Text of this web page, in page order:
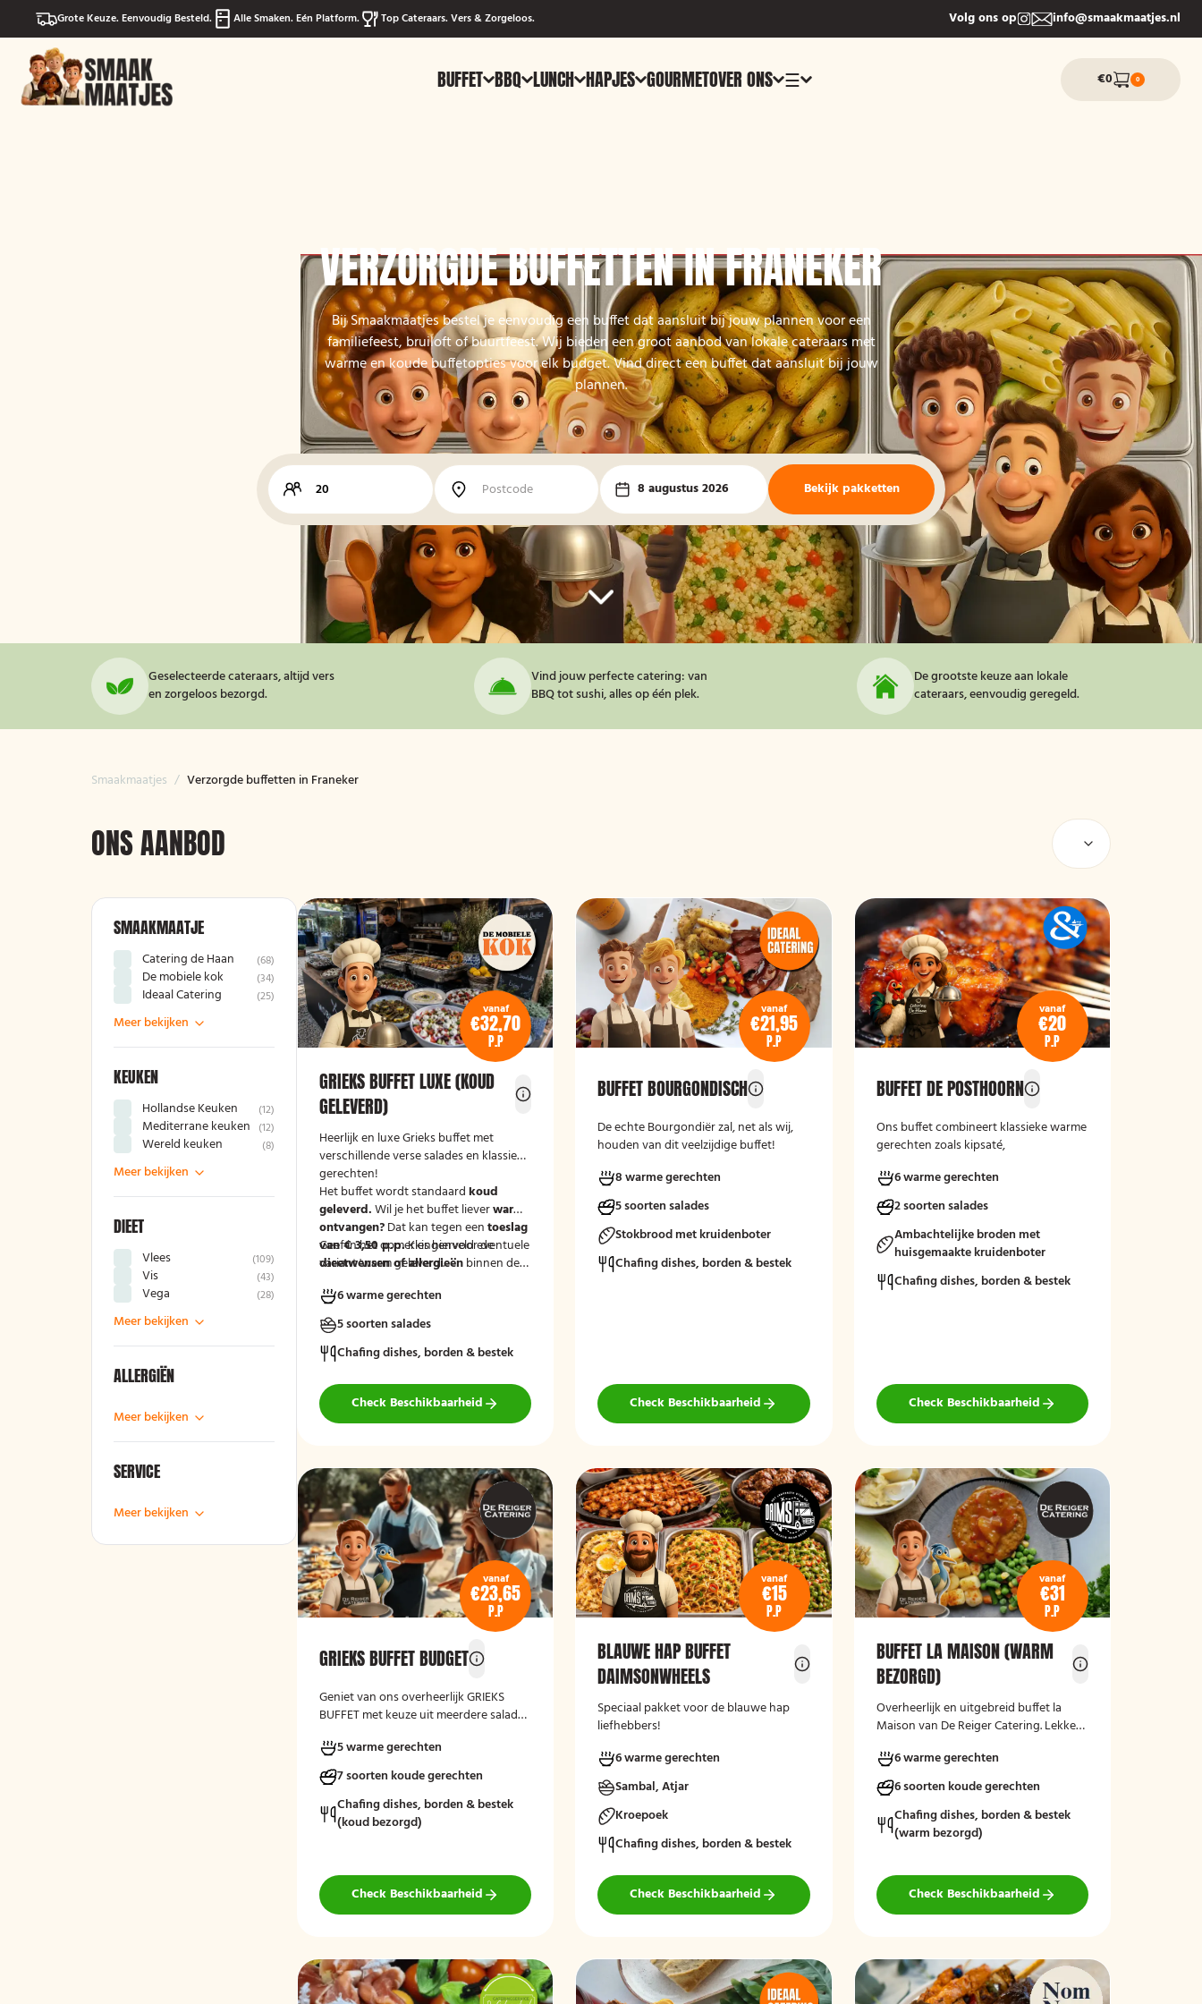
Grote Keuze. Eenvoudig Besteld. Alle Smaken. Eén Platform. Top Cateraars. Vers & Zorgeloos. Volg ons op info@smaakmaatjes.nl
BUFFET BBQ LUNCH HAPJES GOURMETOVER ONS ☰ €0 0
VERZORGDE BUFFETTEN IN FRANEKER
Bij Smaakmaatjes bestel je eenvoudig een buffet dat aansluit bij jouw plannen voor een
familiefeest, bruiloft of buurtfeest. Wij bieden een groot aanbod van lokale cateraars met
warme en koude buffetopties voor elk budget. Vind direct een buffet dat aansluit bij jouw
plannen.
8 augustus 2026 Bekijk pakketten
Geselecteerde cateraars, altijd vers
en zorgeloos bezorgd.
Vind jouw perfecte catering: van
BBQ tot sushi, alles op één plek.
De grootste keuze aan lokale
cateraars, eenvoudig geregeld.
Smaakmaatjes / Verzorgde buffetten in Franeker
ONS AANBOD
SMAAKMAATJE
Catering de Haan (68)
De mobiele kok (34)
Ideaal Catering (25)
Meer bekijken
KEUKEN
Hollandse Keuken (12)
Mediterrane keuken (12)
Wereld keuken (8)
Meer bekijken
DIEET
Vlees (109)
Vis (43)
Vega (28)
Meer bekijken
ALLERGIËN
Meer bekijken
SERVICE
Meer bekijken
vanaf
€32,70
P.P
GRIEKS BUFFET LUXE (KOUD
GELEVERD)
Heerlijk en luxe Grieks buffet met
verschillende verse salades en klassieke
gerechten!
Het buffet wordt standaardkoud
geleverd.Wil je het buffet lieverwarm
ontvangen?Dat kan tegen eentoeslag
van € 3,50 p.p.Kies hiervoor de
variant 'warm geleverd'.
Geef in het opmerkingenveld eventuele
dieetwensen of allergieënbinnen de
mee kunnen houden.
6 warme gerechten
5 soorten salades
Chafing dishes, borden & bestek
Check Beschikbaarheid
vanaf
€21,95
P.P
BUFFET BOURGONDISCH
De echte Bourgondiër zal, net als wij,
houden van dit veelzijdige buffet!
8 warme gerechten
5 soorten salades
Stokbrood met kruidenboter
Chafing dishes, borden & bestek
Check Beschikbaarheid
vanaf
€20
P.P
BUFFET DE POSTHOORN
Ons buffet combineert klassieke warme
gerechten zoals kipsaté,
kipschnitzels met bijgerechten als
gebakken aardappelen, rijst en
seizoensgroenten. Afgerond met frisse
rauwkost, gemengde salades en vers
brood met kruidenboter voor een
compleet en smaakvol geheel.
6 warme gerechten
2 soorten salades
Ambachtelijke broden met
huisgemaakte kruidenboter
Chafing dishes, borden & bestek
Check Beschikbaarheid
vanaf
€23,65
P.P
GRIEKS BUFFET BUDGET
Geniet van ons overheerlijk GRIEKS
BUFFET met keuze uit meerdere salade-
kruidenboter. Laat het smaken!
5 warme gerechten
7 soorten koude gerechten
Chafing dishes, borden & bestek
(koud bezorgd)
Check Beschikbaarheid
vanaf
€15
P.P
BLAUWE HAP BUFFET
DAIMSONWHEELS
Speciaal pakket voor de blauwe hap
liefhebbers!
6 warme gerechten
Sambal, Atjar
Kroepoek
Chafing dishes, borden & bestek
Check Beschikbaarheid
vanaf
€31
P.P
BUFFET LA MAISON (WARM
BEZORGD)
Overheerlijk en uitgebreid buffet la
Maison van De Reiger Catering. Lekker,
6 warme gerechten
6 soorten koude gerechten
Chafing dishes, borden & bestek
(warm bezorgd)
Check Beschikbaarheid